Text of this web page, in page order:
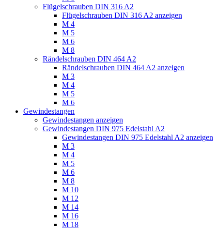
Flügelschrauben DIN 316 A2
Flügelschrauben DIN 316 A2 anzeigen
M 4
M 5
M 6
M 8
Rändelschrauben DIN 464 A2
Rändelschrauben DIN 464 A2 anzeigen
M 3
M 4
M 5
M 6
Gewindestangen
Gewindestangen anzeigen
Gewindestangen DIN 975 Edelstahl A2
Gewindestangen DIN 975 Edelstahl A2 anzeigen
M 3
M 4
M 5
M 6
M 8
M 10
M 12
M 14
M 16
M 18